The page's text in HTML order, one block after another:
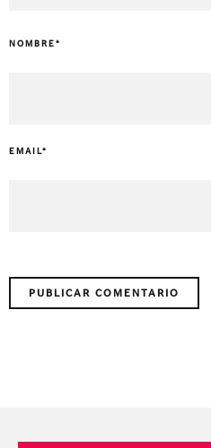
NOMBRE *
EMAIL*